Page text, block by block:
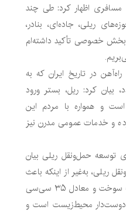
واگن باری و مسافری اظهار کرد: طی چند
ریلی، جاده‌ای، بنادر،
بخش خصوصی تأکید داشته‌ام
در تاریخ ایران که به
بیان کرد: ریل، بستر ورود
و همواره با مردم این
و خدمات عمومی مدرن نیز
توسعه حمل‌ونقل ریلی بیان
ریلی، به‌غیر از اینکه باعث
صرفه‌جویی چشم‌گیری در مصرف سوخت و معادل ۳۵ سی‌سی
دوست‌دار محیط‌زیست است و